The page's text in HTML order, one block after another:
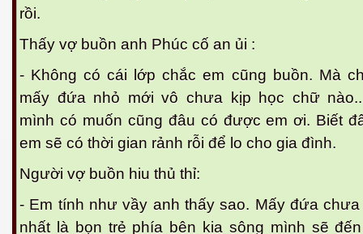
rồi.
Thấy vợ buồn anh Phúc cố an ủi :
- Không có cái lớp chắc em cũng buồn. Mà
mấy đứa nhỏ mới vô chưa kịp học chữ
mình có muốn cũng đâu có được em ơi. Biết
em sẽ có thời gian rảnh rỗi để lo cho gia đình.
Người vợ buồn hiu thủ thỉ:
- Em tính như vầy anh thấy sao. Mấy đứa
nhất là bọn trẻ phía bên kia sông mình sẽ
4
8